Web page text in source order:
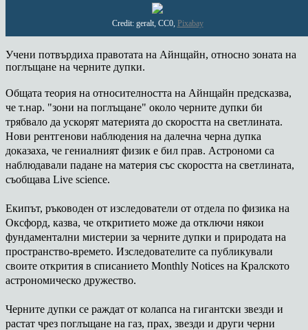
Credit: geralt, CC0, Pixabay
Учени потвърдиха правотата на Айнщайн, относно зоната на
поглъщане на черните дупки.
Общата теория на относителността на Айнщайн предсказва,
че т.нар. "зони на поглъщане" около черните дупки би
трябвало да ускорят материята до скоростта на светлината.
Нови рентгенови наблюдения на далечна черна дупка
доказаха, че гениалният физик е бил прав. Астрономи са
наблюдавали падане на материя със скоростта на светлината,
съобщава Live science.
Екипът, ръководен от изследователи от отдела по физика на
Оксфорд, казва, че откритието може да отключи някои
фундаментални мистерии за черните дупки и природата на
пространство-времето. Изследователите са публикували
своите открития в списанието Monthly Notices на Кралското
астрономическо дружество.
Черните дупки се раждат от колапса на гигантски звезди и
растат чрез поглъщане на газ, прах, звезди и други черни